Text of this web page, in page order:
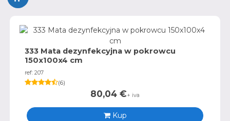
333 Mata dezynfekcyjna w pokrowcu
150x100x4 cm
ref: 207
(6)
80,04 €+ iva
Kup